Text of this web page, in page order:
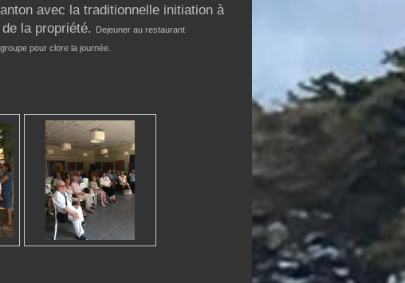
avec la traditionnelle initiation à
la propriété. Dejeuner au restaurant
pour clore la journée.